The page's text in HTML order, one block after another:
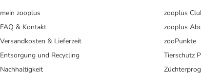
mein zooplus
FAQ & Kontakt
Versandkosten & Lieferzeit
Entsorgung und Recycling
Nachhaltigkeit
zooplus
zooplus
zooPunkte
Tierschutz